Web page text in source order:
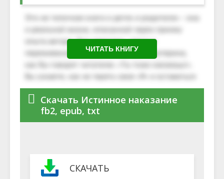
ЧИТАТЬ КНИГУ
Скачать Истинное наказание
fb2, epub, txt
СКАЧАТЬ